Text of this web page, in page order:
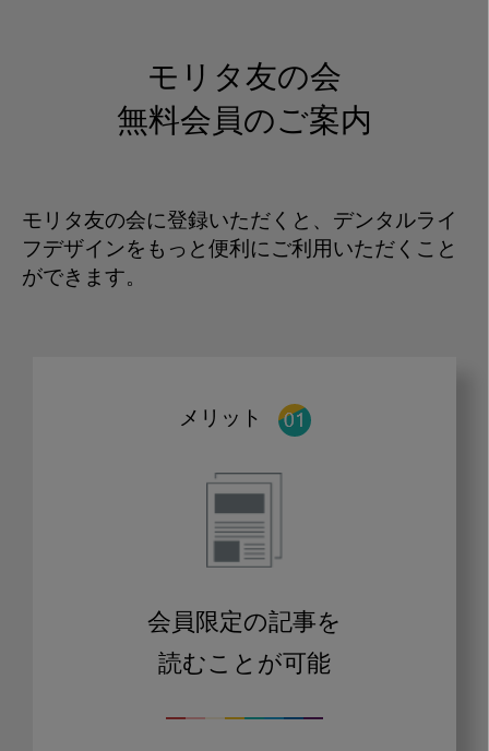
モリタ友の会
無料会員のご案内
モリタ友の会に登録いただくと、デンタルライ
フデザインをもっと便利にご利用いただくこと
ができます。
メリット
会員限定の記事を
読むことが可能